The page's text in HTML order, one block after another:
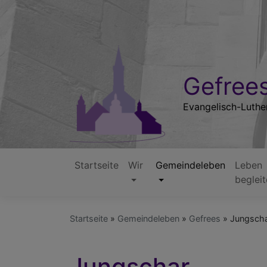
Evangelisch-
Hauptnavigation
Startseite Wir Gemeindeleben
Leben
Startseite Gemeindeleben Gefrees